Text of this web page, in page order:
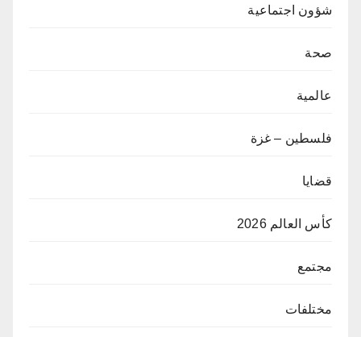
شؤون اجتماعية
صحة
عالمية
فلسطين – غزة
قضايا
كأس العالم 2026
مجتمع
مختلفات